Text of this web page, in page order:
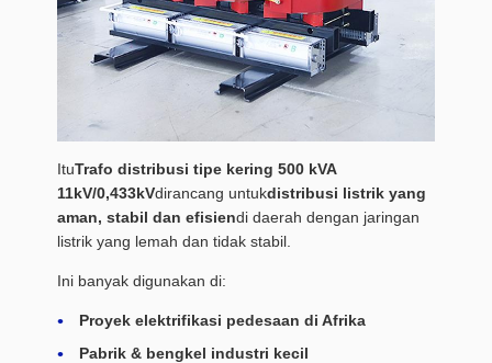
ItuTrafo distribusi tipe kering 500 kVA
11kV/0,433kVdirancang untukdistribusi listrik yang
aman, stabil dan efisiendi daerah dengan jaringan
listrik yang lemah dan tidak stabil.
Ini banyak digunakan di:
Proyek elektrifikasi pedesaan di Afrika
Pabrik & bengkel industri kecil